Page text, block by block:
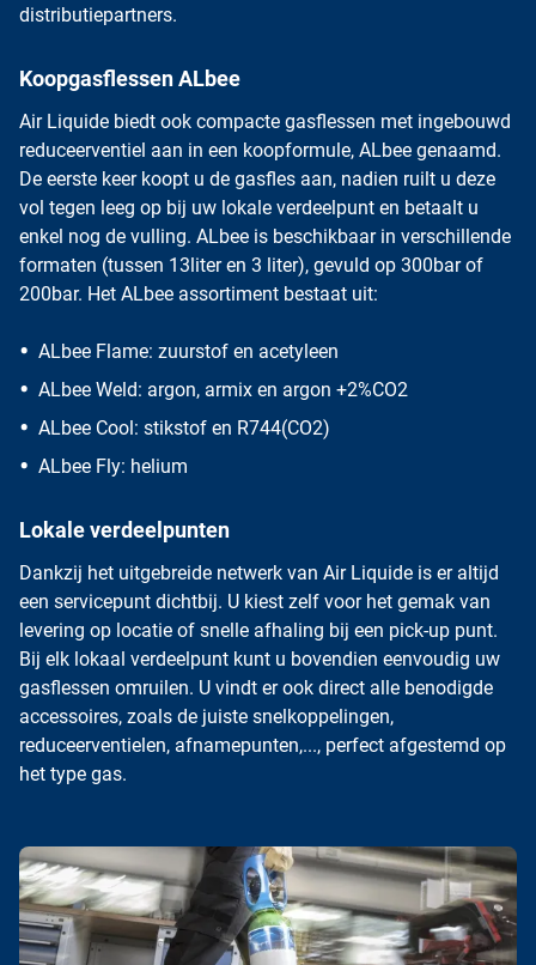
distributiepartners.
Koopgasflessen ALbee
Air Liquide biedt ook compacte gasflessen met ingebouwd
reduceerventiel aan in een koopformule, ALbee genaamd.
De eerste keer koopt u de gasfles aan, nadien ruilt u deze
vol tegen leeg op bij uw lokale verdeelpunt en betaalt u
enkel nog de vulling. ALbee is beschikbaar in verschillende
formaten (tussen 13liter en 3 liter), gevuld op 300bar of
200bar. Het ALbee assortiment bestaat uit:
ALbee Flame: zuurstof en acetyleen
ALbee Weld: argon, armix en argon +2%CO2
ALbee Cool: stikstof en R744(CO2)
ALbee Fly: helium
Lokale verdeelpunten
Dankzij het uitgebreide netwerk van Air Liquide is er altijd
een servicepunt dichtbij. U kiest zelf voor het gemak van
levering op locatie of snelle afhaling bij een pick-up punt.
Bij elk lokaal verdeelpunt kunt u bovendien eenvoudig uw
gasflessen omruilen. U vindt er ook direct alle benodigde
accessoires, zoals de juiste snelkoppelingen,
reduceerventielen, afnamepunten,..., perfect afgestemd op
het type gas.